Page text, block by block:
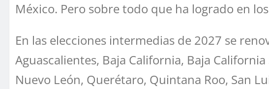
México. Pero sobre todo que ha logrado en
En las elecciones intermedias de 2027 se
Aguascalientes, Baja California, Baja
Nuevo León, Querétaro, Quintana Roo, San